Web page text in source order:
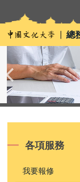
到
主
容
區
總
各項服務
我要報修